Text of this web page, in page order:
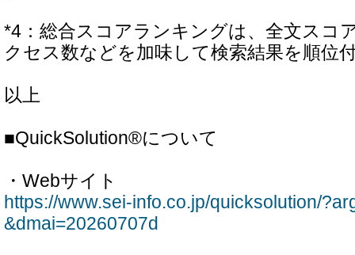
*4：総合スコアランキングは、全文スコ
クセス数などを加味して検索結果を順位
以上
■QuickSolution®について
・Webサイト
https://www.sei-info.co.jp/quicksolution/
&dmai=20260707d